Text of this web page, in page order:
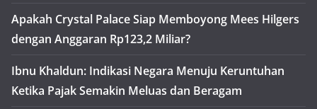
Apakah Crystal Palace Siap Memboyong Mees Hilgers
dengan Anggaran Rp123,2 Miliar?
Ibnu Khaldun: Indikasi Negara Menuju Keruntuhan
Ketika Pajak Semakin Meluas dan Beragam